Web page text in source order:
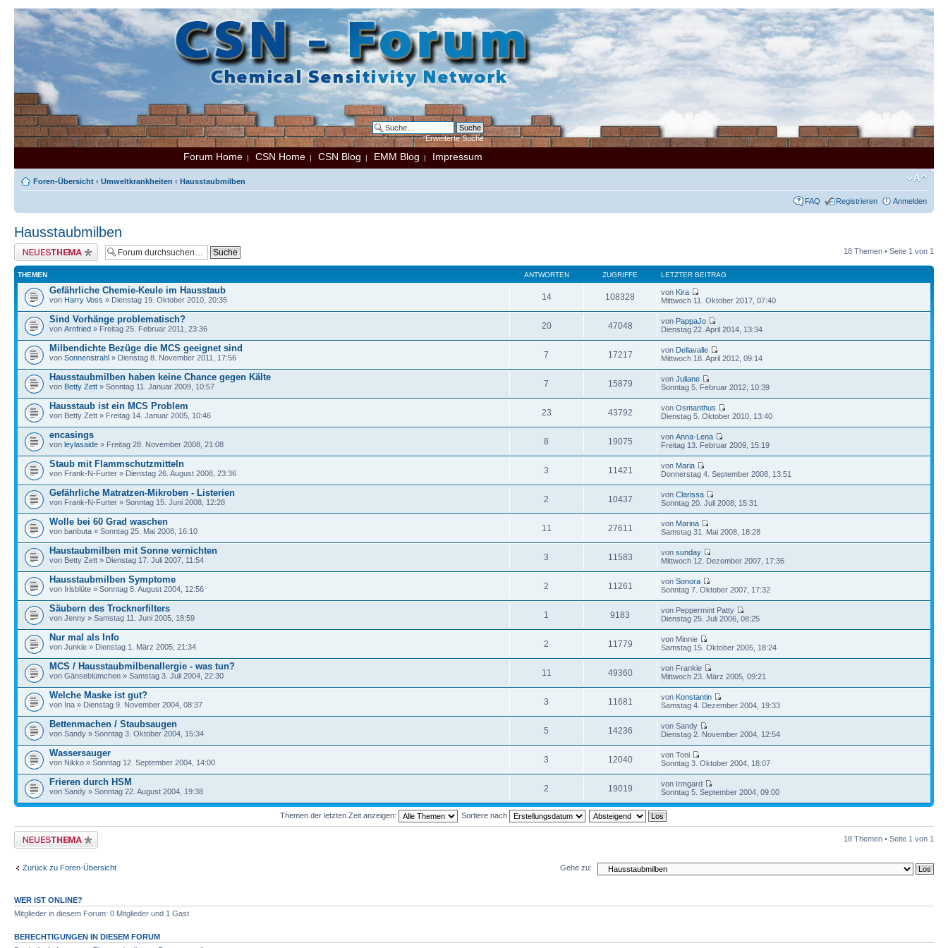
Erweiterte Suche
Forum Home | CSN Home | CSN Blog | EMM Blog | Impressum
Foren-Übersicht ‹ Umweltkrankheiten ‹ Hausstaubmilben
FAQ Registrieren Anmelden
Hausstaubmilben
Neues Thema erstellen 18 Themen • Seite 1 von 1
THEMEN ANTWORTEN ZUGRIFFE LETZTER BEITRAG
Gefährliche Chemie-Keule im Hausstaub
von Harry Voss » Dienstag 19. Oktober 2010, 20:35 14 108328 von Kira
Mittwoch 11. Oktober 2017, 07:40
Sind Vorhänge problematisch?
von Arnfried » Freitag 25. Februar 2011, 23:36 20 47048 von PappaJo
Dienstag 22. April 2014, 13:34
Milbendichte Bezüge die MCS geeignet sind
von Sonnenstrahl » Dienstag 8. November 2011, 17:56 7 17217 von Dellavalle
Mittwoch 18. April 2012, 09:14
Hausstaubmilben haben keine Chance gegen Kälte
von Betty Zett » Sonntag 11. Januar 2009, 10:57 7 15879 vonJuliane
Sonntag 5. Februar 2012, 10:39
Hausstaub ist ein MCS Problem
von Betty Zett » Freitag 14. Januar 2005, 10:46 23 43792 vonOsmanthus
Dienstag 5. Oktober 2010, 13:40
encasings
von leylasaide » Freitag 28. November 2008, 21:08 8 19075 vonAnna-Lena
Freitag 13. Februar 2009, 15:19
Staub mit Flammschutzmitteln
von Frank-N-Furter » Dienstag 26. August 2008, 23:36 3 11421 von Maria
Donnerstag 4. September 2008, 13:51
Gefährliche Matratzen-Mikroben - Listerien
von Frank-N-Furter » Sonntag 15. Juni 2008, 12:28 2 10437 vonClarissa
Sonntag 20. Juli 2008, 15:31
Wolle bei 60 Grad waschen
von banbuta » Sonntag 25. Mai 2008, 16:10 11 27611 von Marina
Samstag 31. Mai 2008, 18:28
Haustaubmilben mit Sonne vernichten
von Betty Zett » Dienstag 17. Juli 2007, 11:54 3 11583 vonsunday
Mittwoch 12. Dezember 2007, 17:36
Hausstaubmilben Symptome
von Irisblüte » Sonntag 8. August 2004, 12:56 2 11261 vonSonora
Sonntag 7. Oktober 2007, 17:32
Säubern des Trocknerfilters
von Jenny » Samstag 11. Juni 2005, 18:59 1 9183
von Peppermint Patty
Dienstag 25. Juli 2006, 08:25
Nur mal als Info
von Junkie » Dienstag 1. März 2005, 21:34 2 11779
von Minnie
Samstag 15. Oktober 2005, 18:24
MCS / Hausstaubmilbenallergie - was tun?
von Gänseblümchen » Samstag 3. Juli 2004, 22:30 11 49360
von Frankie
Mittwoch 23. März 2005, 09:21
Welche Maske ist gut?
von Ina » Dienstag 9. November 2004, 08:37 3 11681 von Konstantin
Samstag 4. Dezember 2004, 19:33
Bettenmachen / Staubsaugen
von Sandy » Sonntag 3. Oktober 2004, 15:34 5 14236
von Sandy
Dienstag 2. November 2004, 12:54
Wassersauger
von Nikko » Sonntag 12. September 2004, 14:00 3 12040
von Toni
Sonntag 3. Oktober 2004, 18:07
Frieren durch HSM
von Sandy » Sonntag 22. August 2004, 19:38 2 19019
von Irmgard
Sonntag 5. September 2004, 09:00
Themen der letzten Zeit anzeigen: Sortiere nach
Neues Thema erstellen 18 Themen • Seite 1 von 1
Zurück zu Foren-Übersicht Gehe zu:
WER IST ONLINE?
Mitglieder in diesem Forum: 0 Mitglieder und 1 Gast
BERECHTIGUNGEN IN DIESEM FORUM